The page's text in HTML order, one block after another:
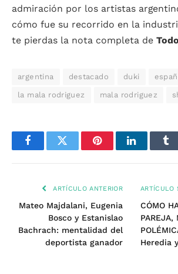
admiración por los artistas
cómo fue su recorrido en la
te pierdas la nota completa de
argentina destacado duki
la mala rodriguez mala rodriguez
FacebookTwitter PinterestLinkedIn
ARTÍCULO ANTERIOR
Mateo Majdalani, Eugenia
Bosco y Estanislao
Bachrach: mentalidad del
deportista ganador
ARTÍCULO
CÓMO
PAREJA,
Heredia